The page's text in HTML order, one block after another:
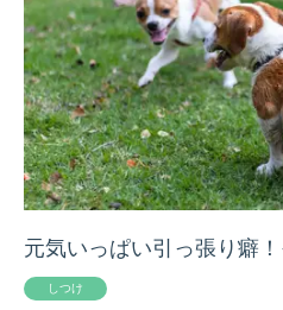
元気いっぱい引っ張り癖
しつけ